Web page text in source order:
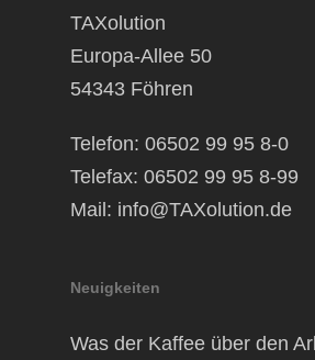
TAXolution
Europa-Allee 50
54343 Föhren
Telefon: 06502 99 95 8-0
Telefax: 06502 99 95 8-99
Mail: info@TAXolution.de
Neuigkeiten
Was der Kaffee über den